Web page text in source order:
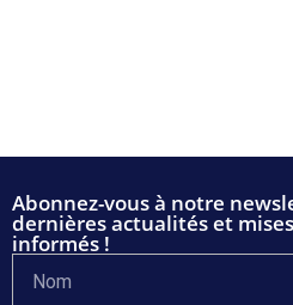
Abonnez-vous à notre
dernières actualités et
informés !